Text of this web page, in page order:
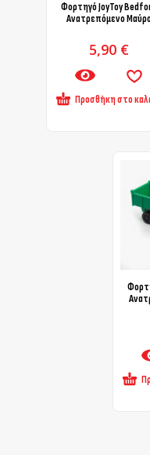
Φορτηγό JoyToy
Ανατρεπόμενο
5,90 €
Προσθήκη στο